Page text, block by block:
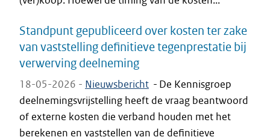
Standpunt gepubliceerd over kosten ter zake
van vaststelling definitieve tegenprestatie bij
verwerving deelneming
18-05-2026 - Nieuwsbericht - De Kennisgroep
deelnemingsvrijstelling heeft de vraag beantwoord
of externe kosten die verband houden met het
berekenen en vaststellen van de definitieve